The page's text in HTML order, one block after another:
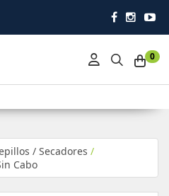
0
/ Secadores /
Cabo